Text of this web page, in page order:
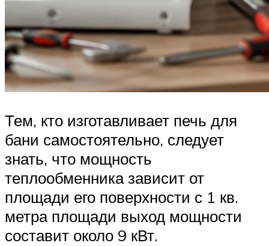
Тем, кто изготавливает печь для
бани самостоятельно, следует
знать, что мощность
теплообменника зависит от
площади его поверхности с 1 кв.
метра площади выход мощности
составит около 9 кВт.